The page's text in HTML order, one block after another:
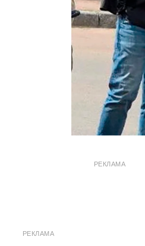
РЕКЛАМА
РЕКЛАМА